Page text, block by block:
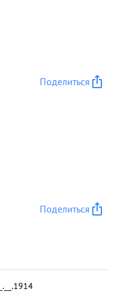
Поделиться
Поделиться
__.__.1914